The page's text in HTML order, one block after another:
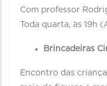
Com professor
Toda quarta, às 19h
Brincadeiras
Encontro das